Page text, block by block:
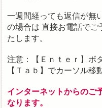
一週間経っても返信が無
の場合は 直接お電話でご
たします。
注意：【Ｅｎｔｅｒ】ボ
【Ｔａｂ】でカーソル移
インターネットからのご
なります。